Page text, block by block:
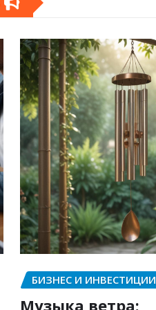
БИЗНЕС И ИНВЕСТИЦИИ
Музыка ветра: